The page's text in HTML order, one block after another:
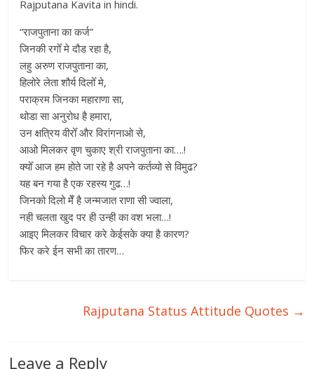
Rajputana Kavita in hindi.
“राजपुताना का कर्ज”
जिनकी रगोँ मे दौड रहा है,
लहु अरुण राजपुताना का,
हिलोरे लेता शौर्य दिलोँ मे,
पराक्रम जिनका महाराणा सा,
थोडा सा अनुरोध है हमारा,
उन क्षत्रिय वीरोँ और विरांगनाओ से,
आओ मिलकर वृण चुकाए श्री राजपुताना का….!
क्योँ आज हम होते जा रहे है अपने कर्तव्यो से विमुढ?
यह बन गया है एक रहस्य गुढ…!
जिनको दिलो मेँ है जन्मजात राणा सी ज्वाला,
नही चलता खुद पर ही उन्ही का वश भला…!
आइए मिलकर विचार करे केईसके क्या है कारण?
फिर करे ईन सभी का तारण…
Rajputana Status Attitude Quotes →
Leave a Reply